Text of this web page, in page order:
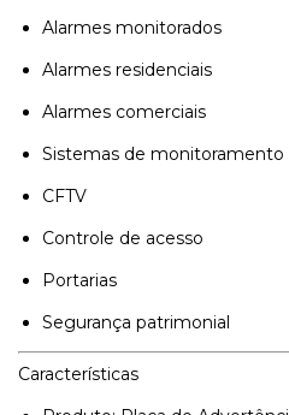
Alarmes monitorados
Alarmes residenciais
Alarmes comerciais
Sistemas de monitoramento
CFTV
Controle de acesso
Portarias
Segurança patrimonial
Características